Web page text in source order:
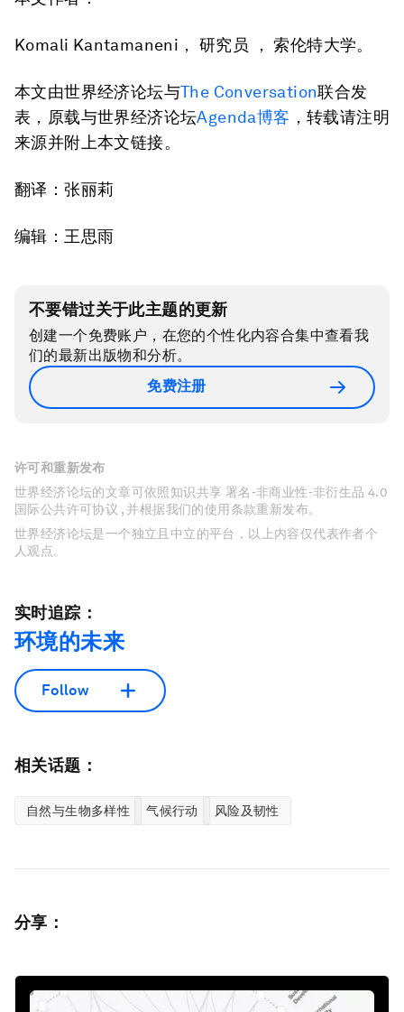
Komali Kantamaneni， 研究员 ， 索伦特大学。
本文由世界经济论坛与The Conversation联合发
表，原载与世界经济论坛Agenda博客 ，转载请注明
来源并附上本文链接。
翻译：张丽莉
编辑：王思雨
不要错过关于此主题的更新
创建一个免费账户，在您的个性化内容合集中查看我
们的最新出版物和分析。
免费注册
许可和重新发布
世界经济论坛的文章可依照知识共享 署名-非商业性-非衍生品 4.0
国际公共许可协议 , 并根据我们的使用条款重新发布。
世界经济论坛是一个独立且中立的平台，以上内容仅代表作者个
人观点。
实时追踪：
环境的未来
Follow
相关话题：
自然与生物多样性 气候行动 风险及韧性
分享：